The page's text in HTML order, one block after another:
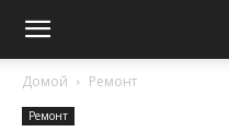
Домой Ремонт
Ремонт